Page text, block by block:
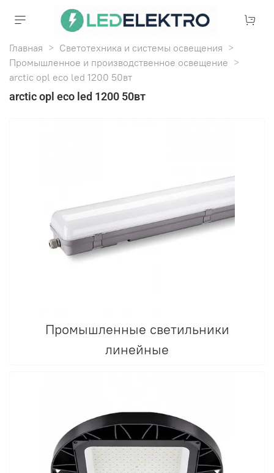
Главная
Светотехника и системы освещения
Промышленное и производственное освещение
arctic opl eco led 1200 50вт
arctic opl eco led 1200 50вт
Промышленные светильники
линейные